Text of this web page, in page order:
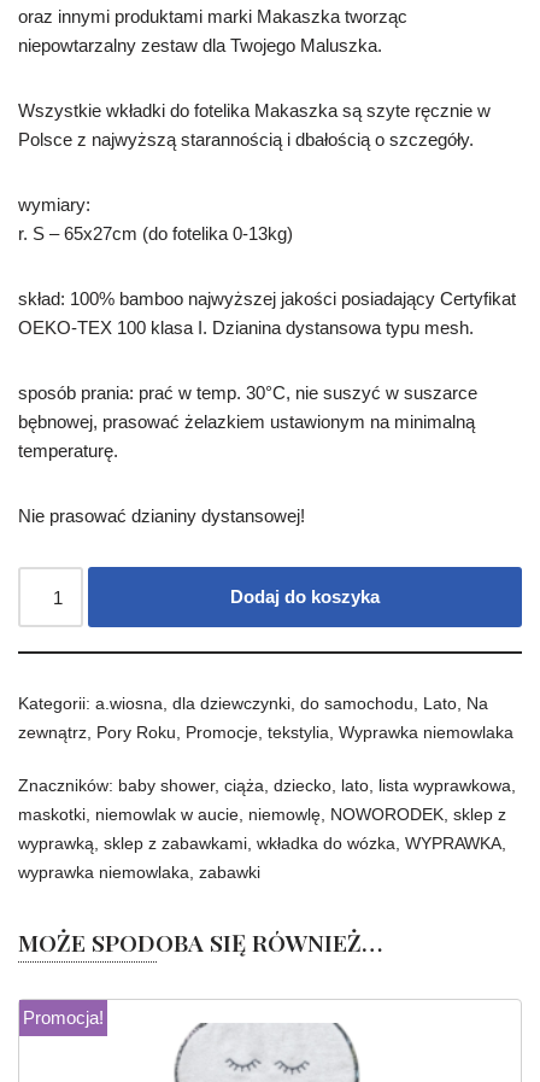
oraz innymi produktami marki Makaszka tworząc
niepowtarzalny zestaw dla Twojego Maluszka.
Wszystkie wkładki do fotelika Makaszka są szyte ręcznie w
Polsce z najwyższą starannością i dbałością o szczegóły.
wymiary:
r. S – 65x27cm (do fotelika 0-13kg)
skład: 100% bamboo najwyższej jakości posiadający Certyfikat
OEKO-TEX 100 klasa I. Dzianina dystansowa typu mesh.
sposób prania: prać w temp. 30°C, nie suszyć w suszarce
bębnowej, prasować żelazkiem ustawionym na minimalną
temperaturę.
Nie prasować dzianiny dystansowej!
Dodaj do koszyka
Kategorii: a.wiosna, dla dziewczynki, do samochodu, Lato, Na
zewnątrz, Pory Roku, Promocje, tekstylia, Wyprawka niemowlaka
Znaczników: baby shower, ciąża, dziecko, lato, lista wyprawkowa,
maskotki, niemowlak w aucie, niemowlę, NOWORODEK, sklep z
wyprawką, sklep z zabawkami, wkładka do wózka, WYPRAWKA,
wyprawka niemowlaka, zabawki
MOŻE SPODOBA SIĘ RÓWNIEŻ…
Promocja!